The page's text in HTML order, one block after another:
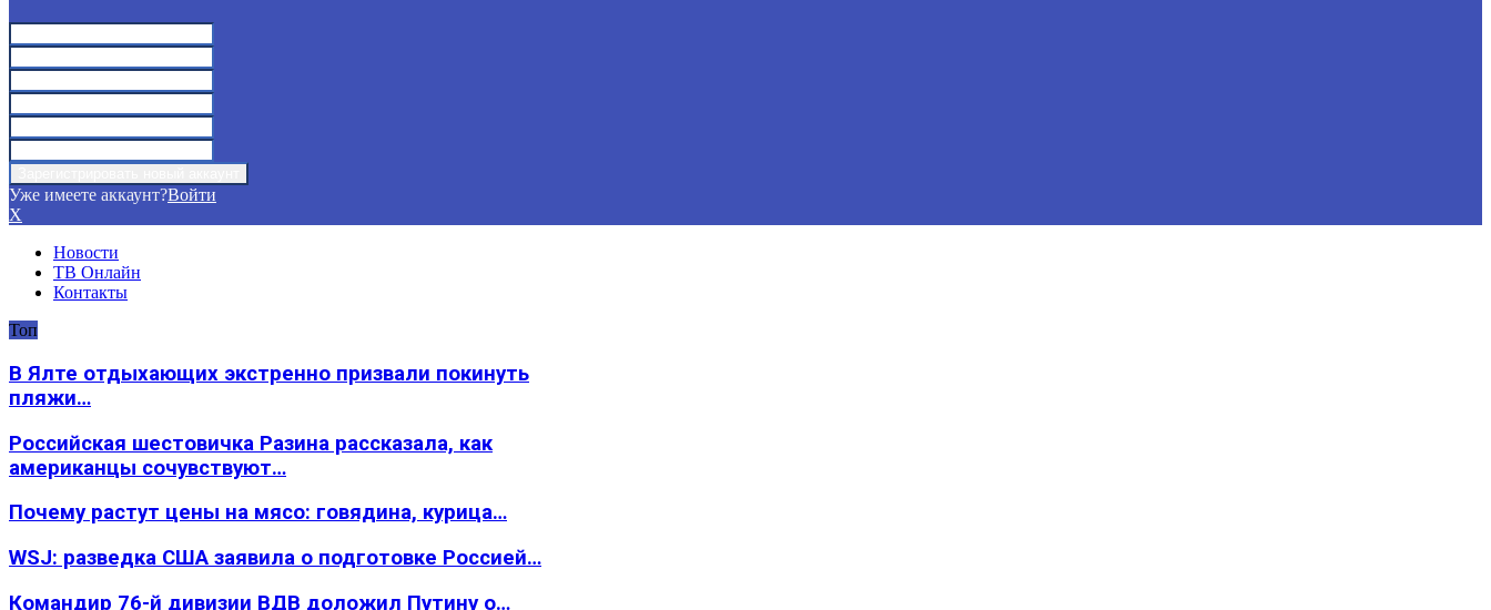
Уже имеете аккаунт?Войти
X
Новости
ТВ Онлайн
Контакты
Топ
В Ялте отдыхающих экстренно призвали покинуть
пляжи…
Российская шестовичка Разина рассказала, как
американцы сочувствуют…
Почему растут цены на мясо: говядина, курица…
WSJ: разведка США заявила о подготовке Россией…
Командир 76-й дивизии ВДВ доложил Путину о…